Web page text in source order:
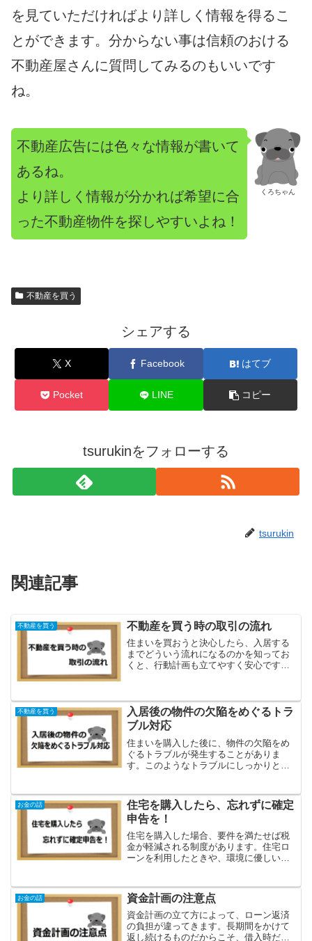
を見ていただければより詳しく情報を得るこ
とができます。分からない事は信頼のおける
不動産屋さんに質問してみるのもいいです
ね。
くろちゃん
不動産広告には色々な情報が書いて
あるね。
より詳しく情報が分かれば希望に合
った不動産物件を探しやすいよね！
不動産を買う
シェアする
X Facebook はてブ
Pocket LINE コピー
tsurukinをフォローする
tsurukin
関連記事
不動産を買う 不動産を買う時の取引の流れ
住まいを買おうと決心したら、入居する
までどういう流れになるのかを知ってお
くと、行動計画も立てやすく安心です。
事を読むと✔不動産を買う時の流れがわ
かる✔分譲物件と仲介物件...
不動産を買う
入居後の物件の欠陥をめぐるトラ
ブル対応
住まいを購入した後に、物件の欠陥をめ
ぐるトラブルが発生することがありま
す。このようなトラブルにしっかりと対
度、保険、アフターサービス、保証制度
などの内容を知っておくことが...
お金の話
住宅を購入したら、忘れずに確定
申告を！
住宅を購入した場合、要件を満たせば税
金が軽減される制度があります。住宅ロ
ーンを利用したときや、環境に優しい優
たときに利用できる制度がありますの
で、チェックしておきましょ...
お金の話 資金計画の注意点
資金計画の立て方によって、ローン返済
の負担が違ってきます。長期間をかけて
返し続けるものだからこそ、借入時だけ